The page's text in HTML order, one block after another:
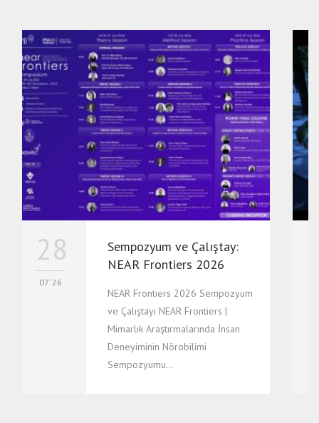
28
07 '26
Sempozyum ve Çalıştay:
NEAR Frontiers 2026
NEAR Frontiers 2026 Sempozyum
ve Çalıştayı NEAR Frontiers |
Mimarlık Araştırmalarında İnsan
Deneyiminin Nörobilimi
Sempozyumu…